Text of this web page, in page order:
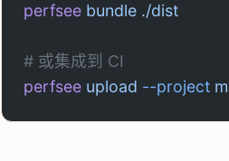
perfsee bundle ./dist
# 或集成到 CI
perfsee upload --project